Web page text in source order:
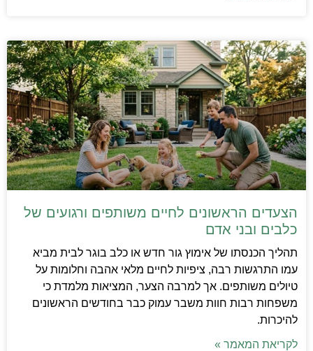
הצעדים הראשונים לחיים משותפים ורגועים של
כלבים ובני אדם
תהליך הכנסתו של אימוץ גור חדש או כלב בוגר לבית מביא
עמו התרגשות רבה, ציפיות לחיים מלאי אהבה וחלומות על
טיולים משותפים. אך למרבה הצער, המציאות מלמדת כי
משפחות רבות חוות משבר עמוק כבר בחודשים הראשונים
להיכרות.
לקריאת המאמר »